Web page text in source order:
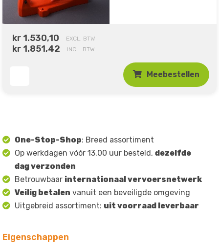
kr 1.530,10 EXCL. BTW
kr 1.851,42 INCL. BTW
Meebestellen
One-Stop-Shop: Breed assortiment
Op werkdagen vóór 13.00 uur besteld, dezelfde
dag verzonden
Betrouwbaar internationaal vervoersnetwerk
Veilig betalen vanuit een beveiligde omgeving
Uitgebreid assortiment: uit voorraad leverbaar
Eigenschappen